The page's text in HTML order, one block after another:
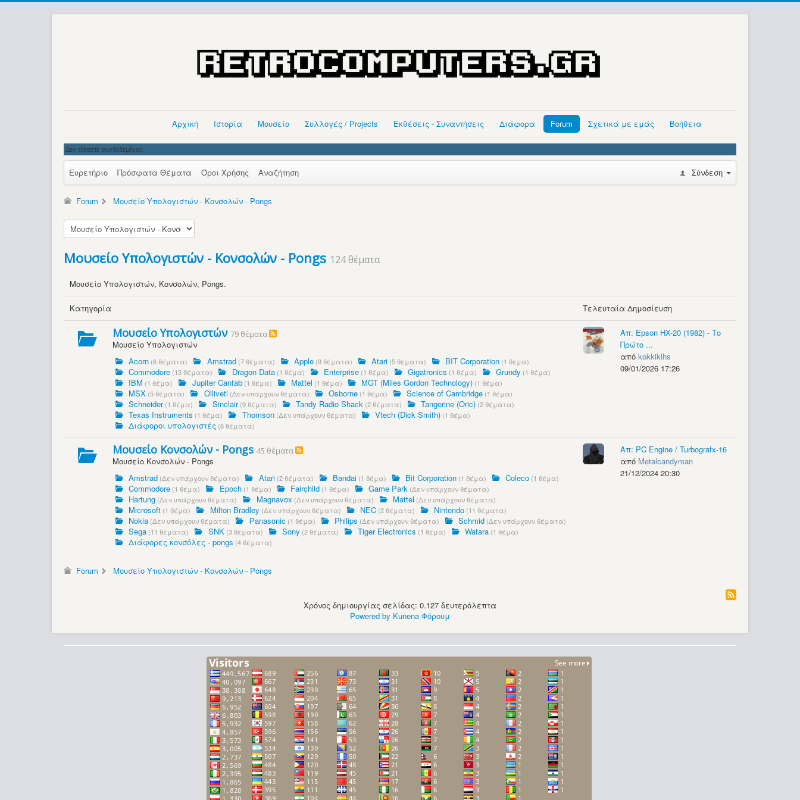
Αρχική Ιστορία Μουσείο Συλλογές / Projects Εκθέσεις - Συναντήσεις Διάφορα Forum Σχετικά με εμάς Βοήθεια
Δεν είσαστε συνδεδεμένος.
Ευρετήριο Πρόσφατα Θέματα Όροι Χρήσης Αναζήτηση Σύνδεση
Forum Μουσείο Υπολογιστών - Κονσολών - Pongs
Μουσείο Υπολογιστών - Κονσολών - Pongs 124 θέματα
Μουσείο Υπολογιστών, Κονσολών, Pongs.
Κατηγορία Τελευταία Δημοσίευση
Μουσείο Υπολογιστών 79 θέματα
Μουσείο Υπολογιστών
Acorn (6 θέματα) Amstrad(7 θέματα) Apple(9 θέματα) Atari (5 θέματα) BIT Corporation (1 θέμα)
Commodore (13 θέματα) Dragon Data(1 θέμα) Enterprise(1 θέμα) Gigatronics (1 θέμα) Grundy (1 θέμα)
IBM (1 θέμα) Jupiter Cantab(1 θέμα) Mattel (1 θέμα) MGT (Miles Gordon Technology) (1 θέμα)
MSX (5 θέματα) Olliveti(Δεν υπάρχουν θέματα) Osborne(1 θέμα) Science of Cambridge (1 θέμα)
Schneider(1 θέμα) Sinclair(9 θέματα) Tandy Radio Shack (2 θέματα) Tangerine (Oric) (2 θέματα)
Texas Instruments (1 θέμα) Thomson(Δεν υπάρχουν θέματα) Vtech (Dick Smith)(1 θέμα)
Διάφοροι υπολογιστές (6 θέματα)
Απ: Epson HX-20 (1982) - Το
Πρώτο ...
απόkokkiklhs
09/01/2026 17:26
Μουσείο Κονσολών - Pongs 45 θέματα
Μουσείο Κονσολών - Pongs
Amstrad (Δεν υπάρχουν θέματα) Atari(2 θέματα) Bandai(1 θέμα) Bit Corporation (1 θέμα) Coleco (1 θέμα)
Commodore (1 θέμα) Epoch(1 θέμα) Fairchild(1 θέμα) Game Park (Δεν υπάρχουν θέματα)
Hartung (Δεν υπάρχουν θέματα) Magnavox (Δεν υπάρχουν θέματα) Mattel (Δεν υπάρχουν θέματα)
Microsoft (1 θέμα) Milton Bradley (Δεν υπάρχουν θέματα) NEC(2 θέματα) Nintendo (11 θέματα)
Nokia (Δεν υπάρχουν θέματα) Panasonic (1 θέμα) Philips (Δεν υπάρχουν θέματα) Schmid (Δεν υπάρχουν θέματα)
Sega (11 θέματα) SNK(3 θέματα) Sony (2 θέματα) Tiger Electronics (1 θέμα) Watara (1 θέμα)
Διάφορες κονσόλες - pongs (4 θέματα)
Απ: PC Engine / Turbografx-16
από Metalcandyman
21/12/2024 20:30
Forum Μουσείο Υπολογιστών - Κονσολών - Pongs
Χρόνος δημιουργίας σελίδας: 0.127 δευτερόλεπτα
Powered by Kunena Φόρουμ